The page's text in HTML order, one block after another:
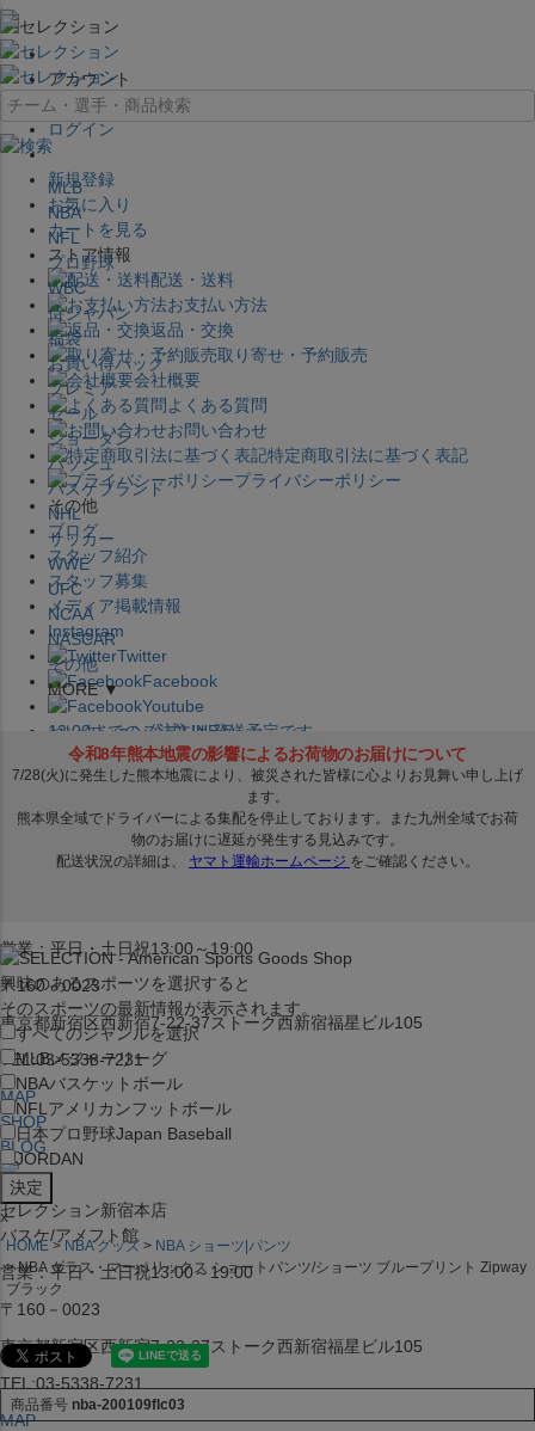
×
アカウント
ログイン
新規登録
お気に入り
カートを見る
ストア情報
配送・送料
お支払い方法
返品・交換
取り寄せ・予約販売
会社概要
よくある質問
お問い合わせ
特定商取引法に基づく表記
プライバシーポリシー
その他
ブログ
スタッフ紹介
スタッフ募集
メディア掲載情報
Instagram
Twitter
Facebook
Youtube
セレクション公式LINE@
営業：平日・土日祝13:00～19:00
〒160－0023
東京都新宿区西新宿7-22-37ストーク西新宿福星ビル105
TEL:03-5338-7231
MAP
SHOP
BLOG
セレクション新宿本店
バスケ/アメフト館
営業：平日・土日祝13:00～19:00
〒160－0023
東京都新宿区西新宿7-22-37ストーク西新宿福星ビル105
TEL:03-5338-7231
MAP
MLB
NBA
NFL
プロ野球
WBC
侍ジャパン
福袋
お買い得パック
プレミア
セール
ジョーダン
バッシュ
バスケブランド
NHL
サッカー
WWE
UFC
NCAA
NASCAR
その他
MORE ▼
12:00までのご注文は発送予定です。
在庫品は 1-3営業日内で発送!! ※お取寄せ商品は対象外
興味のあるスポーツを選択すると
そのスポーツの最新情報が表示されます。
すべてのジャンルを選択
MLBメジャーリーグ
NBAバスケットボール
NFL アメリカンフットボール
日本プロ野球Japan Baseball
JORDAN
x
HOME NBA グッズ
NBA ショーツ|パンツ
NBA ダラス・マーベリックス ショートパンツ/ショーツ ブループリント Zipway
ブラック
商品番号 nba-200109flc03